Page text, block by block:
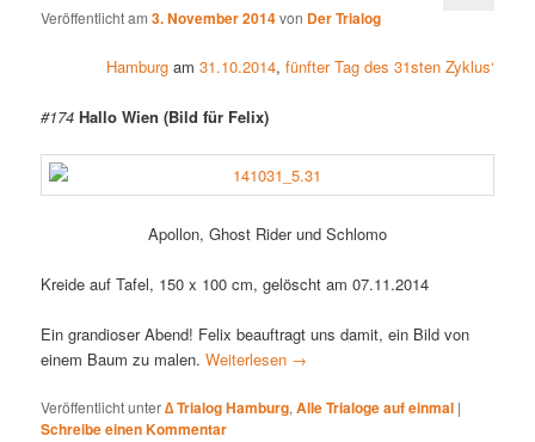
Veröffentlicht am3. November 2014von Der Trialog
Hamburgam 31.10.2014, fünfter Tag des 31sten Zyklus‘
#174 Hallo Wien (Bild für Felix)
Apollon, Ghost Rider und Schlomo
Kreide auf Tafel, 150 x 100 cm, gelöscht am 07.11.2014
Ein grandioser Abend! Felix beauftragt uns damit, ein Bild von
einem Baum zu malen.Weiterlesen →
Veröffentlicht unter∆ Trialog Hamburg,Alle Trialoge auf einmal |
Schreibe einen Kommentar